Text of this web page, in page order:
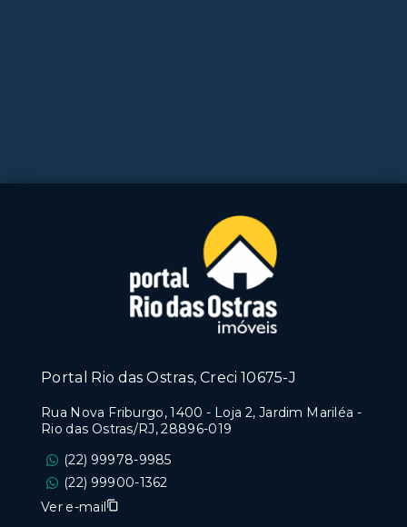
Portal Rio das Ostras, Creci 10675-J
Rua Nova Friburgo, 1400 - Loja 2, Jardim Mariléa -
Rio das Ostras/RJ, 28896-019
(22) 99978-9985
(22) 99900-1362
Ver e-mail